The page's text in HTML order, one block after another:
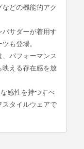
どの機能的アク
バサダーが着用す
も登場。
パフォーマンス
映える存在感を放
感性を持つすべ
スタイルウェアで